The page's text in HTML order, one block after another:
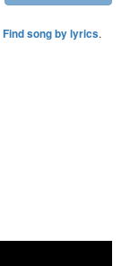
Find song by lyrics.